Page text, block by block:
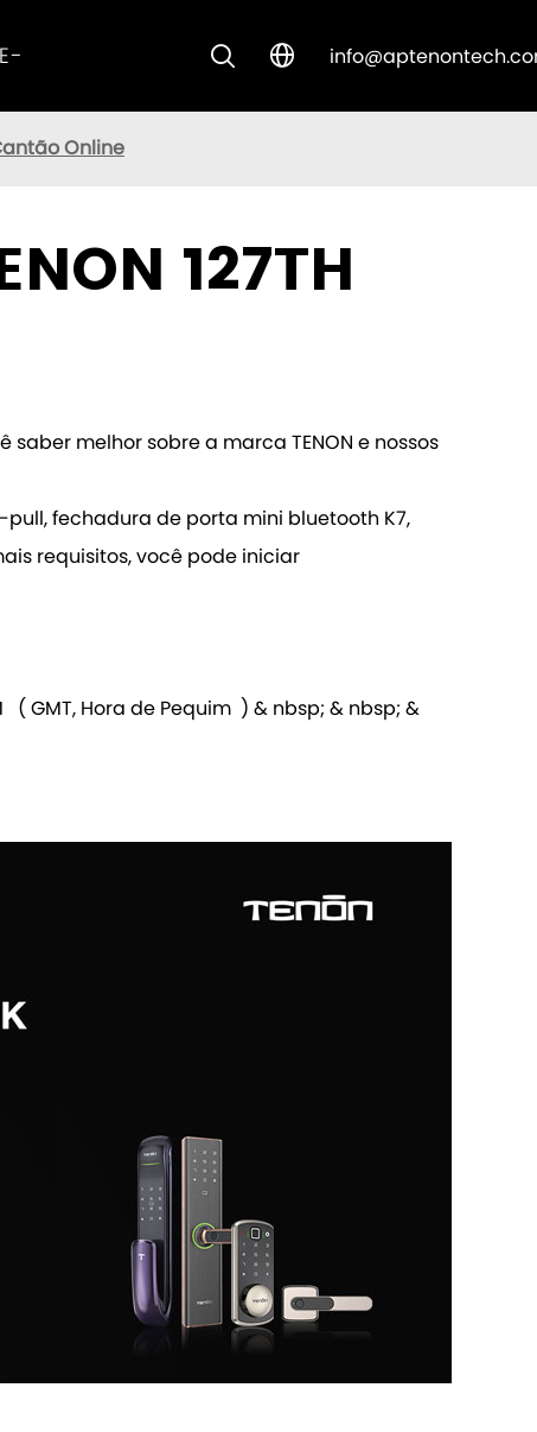
 
Online
127TH
melhor sobre a marca TENON e nossos
fechadura de porta mini bluetooth K7,
requisitos, você pode iniciar
( GMT, Hora de Pequim ) & nbsp; & nbsp; &